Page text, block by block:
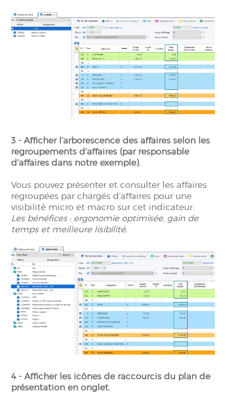
3 - Afficher l’arborescence des affaires selon les
regroupements d’affaires (par responsable
d’affaires dans notre exemple).
Vous pouvez présenter et consulter les affaires
regroupées par chargés d’affaires pour une
visibilité micro et macro sur cet indicateur.
Les bénéfices : ergonomie optimisée, gain de
temps et meilleure lisibilité.
4 - Afficher les icônes de raccourcis du plan de
présentation en onglet.